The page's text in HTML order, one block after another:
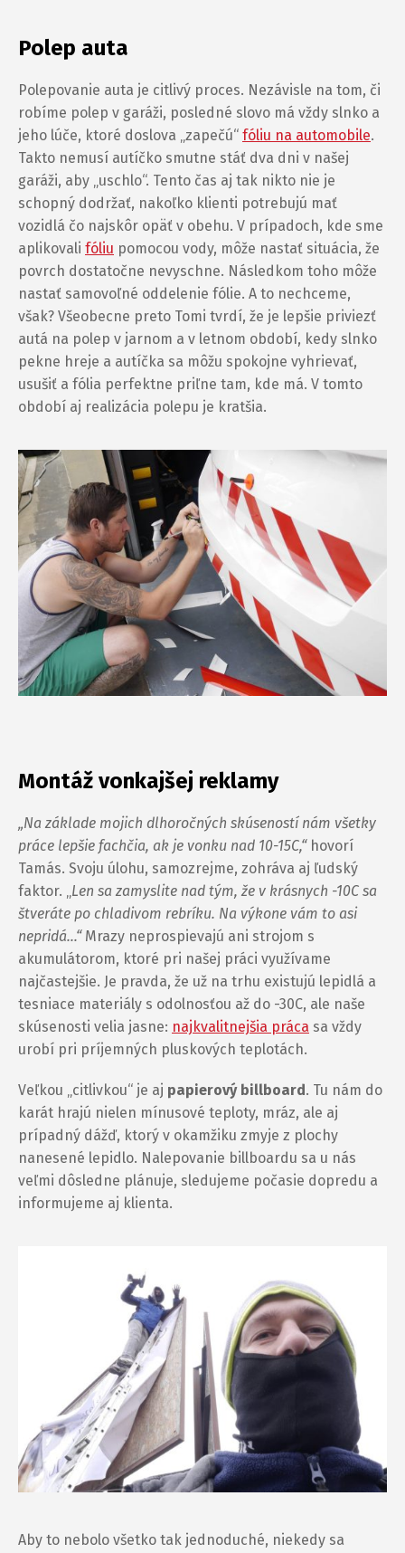
Polep auta
Polepovanie auta je citlivý proces. Nezávisle na tom, či
robíme polep v garáži, posledné slovo má vždy slnko a
jeho lúče, ktoré doslova „zapečú“ fóliu na automobile.
Takto nemusí autíčko smutne stáť dva dni v našej
garáži, aby „uschlo“. Tento čas aj tak nikto nie je
schopný dodržať, nakoľko klienti potrebujú mať
vozidlá čo najskôr opäť v obehu. V prípadoch, kde sme
aplikovali fóliu pomocou vody, môže nastať situácia, že
povrch dostatočne nevyschne. Následkom toho môže
nastať samovoľné oddelenie fólie. A to nechceme,
však? Všeobecne preto Tomi tvrdí, že je lepšie priviezť
autá na polep v jarnom a v letnom období, kedy slnko
pekne hreje a autíčka sa môžu spokojne vyhrievať,
usušiť a fólia perfektne priľne tam, kde má. V tomto
období aj realizácia polepu je kratšia.
Montáž vonkajšej reklamy
„Na základe mojich dlhoročných skúseností nám všetky
práce lepšie fachčia, ak je vonku nad 10-15C,“hovorí
Tamás. Svoju úlohu, samozrejme, zohráva aj ľudský
faktor. „Len sa zamyslite nad tým, že v krásnych -10C sa
štveráte po chladivom rebríku. Na výkone vám to asi
nepridá…“ Mrazy neprospievajú ani strojom s
akumulátorom, ktoré pri našej práci využívame
najčastejšie. Je pravda, že už na trhu existujú lepidlá a
tesniace materiály s odolnosťou až do -30C, ale naše
skúsenosti velia jasne: najkvalitnejšia práca sa vždy
urobí pri príjemných pluskových teplotách.
Veľkou „citlivkou“ je aj papierový billboard . Tu nám do
karát hrajú nielen mínusové teploty, mráz, ale aj
prípadný dážď, ktorý v okamžiku zmyje z plochy
nanesené lepidlo. Nalepovanie billboardu sa u nás
veľmi dôsledne plánuje, sledujeme počasie dopredu a
informujeme aj klienta.
Aby to nebolo všetko tak jednoduché, niekedy sa